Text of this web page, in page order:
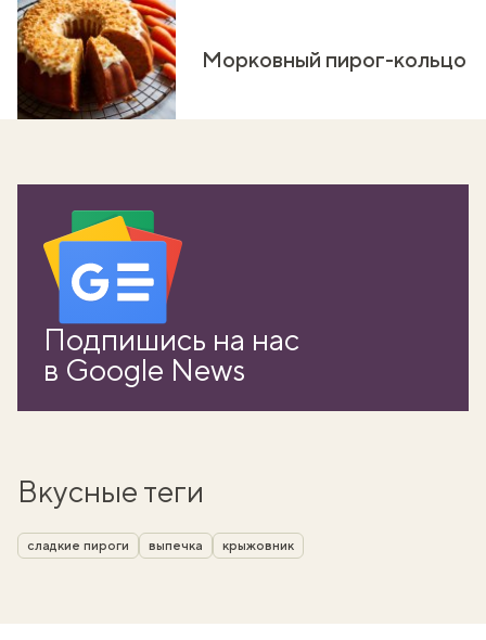
Морковный пирог-кольцо
Подпишись на нас
в Google News
Вкусные теги
сладкие пироги выпечка крыжовник